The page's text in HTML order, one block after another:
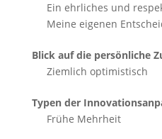
Ein ehrliches und
Meine eigenen
Blick auf die persönliche
Ziemlich optimistisch
Typen der
Frühe Mehrheit